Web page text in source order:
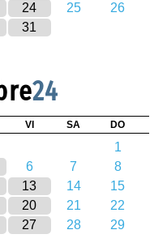
24 25
26
31
24
VI SA DO
1
6 7
8
13 14
15
20 21
22
27 28
29